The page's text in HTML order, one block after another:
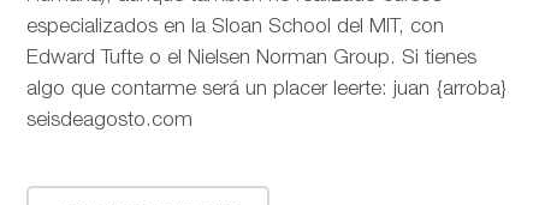
especializados en la Sloan School del MIT, con
Edward Tufte o el Nielsen Norman Group. Si tienes
algo que contarme será un placer leerte: juan {arroba}
seisdeagosto.com